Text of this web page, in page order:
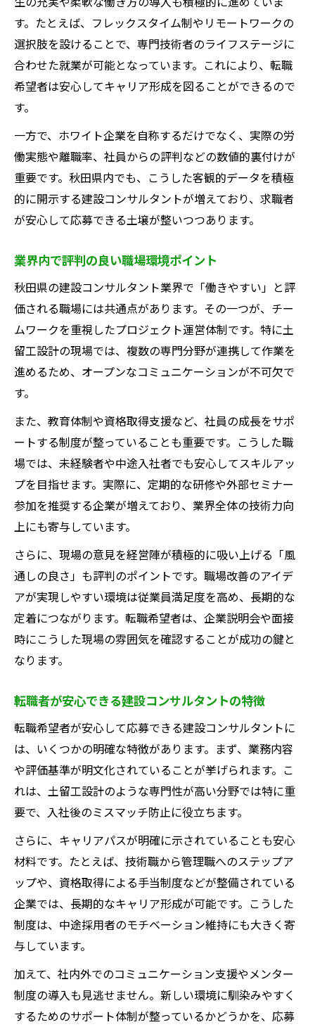
す。たとえば、フレックスタイム制やリモートワークの
選択肢を設けることで、専門技術者のライフステージに
合わせた就業が可能となっています。これにより、転職
希望者は安心してキャリア形成を図ることができるので
す。
一方で、ホワイト企業を自称するだけでなく、実際の労
働実態や離職率、社員からの評判などの数値的裏付けが
重要です。秋田県内でも、こうした客観的データを積極
的に開示する建設コンサルタントが増えており、求職者
が安心して応募できる土壌が整いつつあります。
業界内で評判の良い職場環境ポイント
秋田県の建設コンサルタント業界で「働きやすい」と評
価される職場には共通点があります。その一つが、チー
ムワークを重視したプロジェクト運営体制です。特に土
留工設計の現場では、複数の専門分野が連携して作業を
進めるため、オープンなコミュニケーションが不可欠で
す。
また、教育体制や資格取得支援など、社員の成長をサポ
ートする制度が整っていることも重要です。こうした職
場では、未経験者や中途入社者でも安心してスキルアッ
プを目指せます。実際に、定期的な研修や外部セミナー
参加を推奨する企業が増えており、業界全体の技術力向
上にも寄与しています。
さらに、現場の意見を経営陣が積極的に吸い上げる「風
通しの良さ」も評判のポイントです。職場改善のアイデ
アが実現しやすい環境は従業員満足度を高め、長期的な
定着につながります。転職希望者は、企業説明会や面接
時にこうした現場の雰囲気を確認することが成功の鍵と
なります。
転職者が安心できる建設コンサルタントの特徴
転職希望者が安心して応募できる建設コンサルタントに
は、いくつかの明確な特徴があります。まず、業務内容
や評価基準が明文化されていることが挙げられます。こ
れは、土留工設計のような専門性が高い分野では特に重
要で、入社後のミスマッチ防止に役立ちます。
さらに、キャリアパスが明確に示されていることも安心
材料です。たとえば、技術職から管理職へのステップア
ップや、資格取得による手当制度などが整備されている
企業では、長期的なキャリア形成が可能です。こうした
制度は、中途採用者のモチベーション維持にも大きく寄
与しています。
加えて、社内外でのコミュニケーション支援やメンター
制度の導入も見逃せません。新しい環境に馴染みやすく
するためのサポート体制が整っているかどうかを、応募